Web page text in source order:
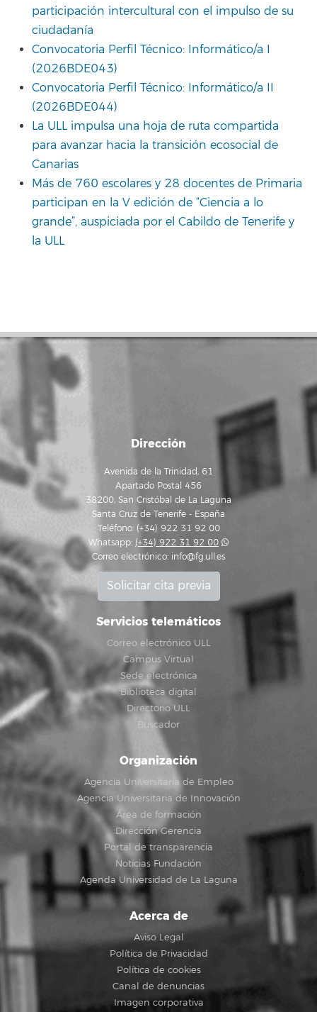
participación intercultural con el impulso de su
ciudadanía
Convocatoria Perfil Técnico: Informático/a I
(2026BDE043)
Convocatoria Perfil Técnico: Informático/a II
(2026BDE044)
La ULL impulsa una hoja de ruta compartida
para avanzar hacia la transición ecosocial de
Canarias
Más de 760 escolares y 28 docentes de Primaria
participan en la V edición de “Ciencia a lo
grande”, auspiciada por el Cabildo de Tenerife y
la ULL
Dirección
Avenida de la Trinidad, 61
Apartado Postal 456
38200, San Cristóbal de La Laguna
Santa Cruz de Tenerife - España
Teléfono: (+34) 922 31 92 00
Whatsapp: (+34) 922 31 92 00
Correo electrónico: info@fg.ull.es
Solicitar cita previa
Servicios telemáticos
Correo electrónico ULL
Campus Virtual
Sede electrónica
Biblioteca digital
Directorio ULL
Buscador
Organización
Agencia Universitaria de Empleo
Agencia Universitaria de Innovación
Área de formación
Dirección Gerencia
Portal de transparencia
Noticias Fundación
Agenda Universidad de La Laguna
Acerca de
Aviso Legal
Política de Privacidad
Política de cookies
Canal de denuncias
Imagen corporativa